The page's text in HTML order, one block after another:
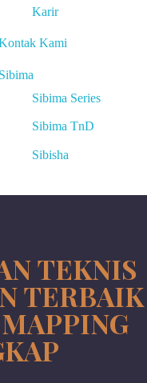
Karir
Kami
Sibima
Sibima Series
Sibima TnD
Sibisha
TEKNIS
TERBAIK